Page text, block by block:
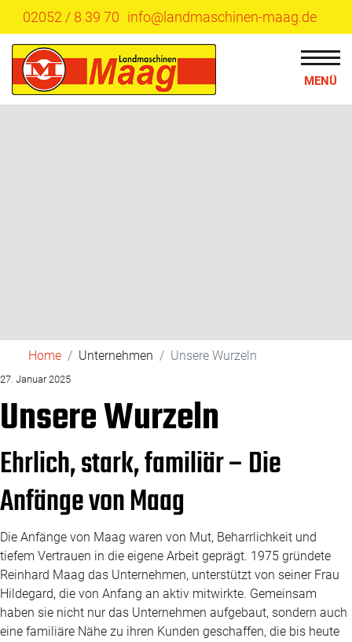
02052 / 8 39 70 info@landmaschinen-maag.de
Home Unternehmen Unsere Wurzeln
27. Januar 2025
Unsere Wurzeln
Ehrlich, stark, familiär – Die
Anfänge von Maag
Die Anfänge von Maag waren von Mut, Beharrlichkeit und
tiefem Vertrauen in die eigene Arbeit geprägt. 1975 gründete
Reinhard Maag das Unternehmen, unterstützt von seiner Frau
Hildegard, die von Anfang an aktiv mitwirkte. Gemeinsam
haben sie nicht nur das Unternehmen aufgebaut, sondern auch
eine familiäre Nähe zu ihren Kunden geschaffen, die bis heute